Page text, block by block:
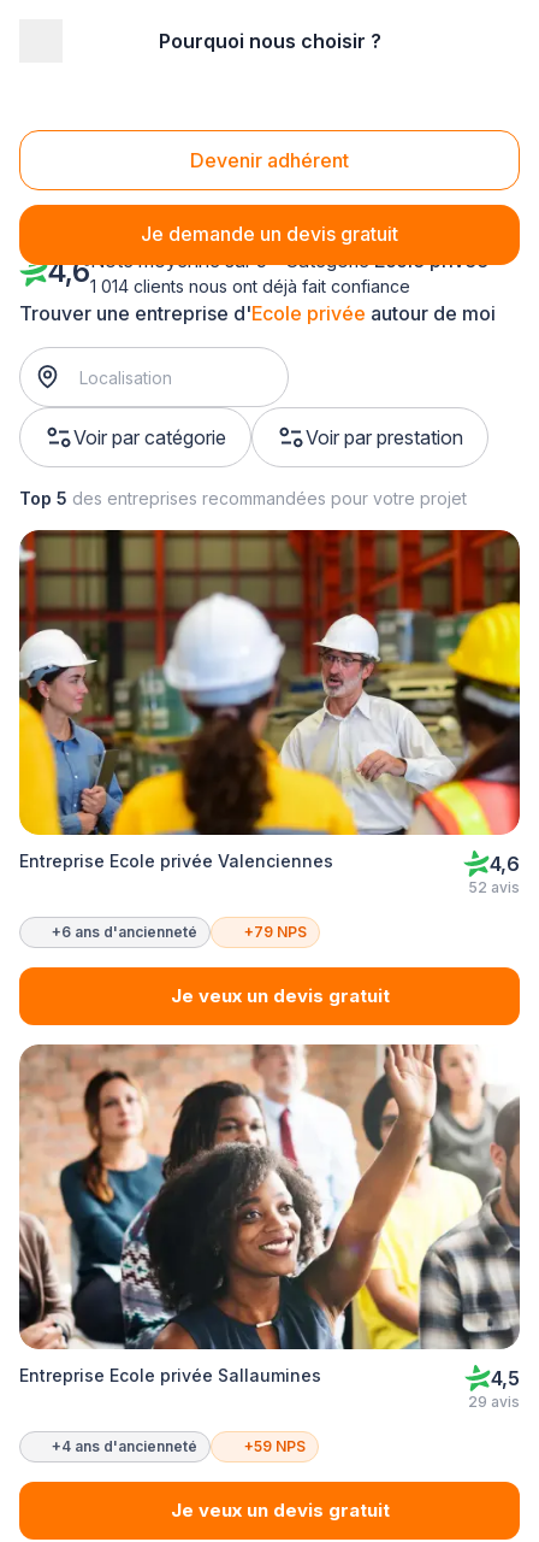
Pourquoi nous choisir ?
Devenir adhérent
Je demande un devis gratuit
Ecole privée Nord Pas-de-Calais
Trouver une entreprise d'Ecole privée autour de moi
Voir par catégorie Voir par prestation
4,6Note moyenne sur 5 - CatégorieEcole privée
1 014 clients nous ont déjà fait confiance
Top 5 des entreprises recommandées pour votre projet
Entreprise Ecole privée Valenciennes 4,6
52 avis
+6 ans d'ancienneté +79 NPS
Je veux un devis gratuit
Entreprise Ecole privée Sallaumines 4,5
29 avis
+4 ans d'ancienneté +59 NPS
Je veux un devis gratuit